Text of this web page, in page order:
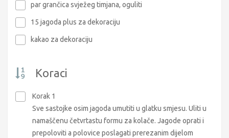
par grančica svježeg timjana, oguliti
15 jagoda plus za dekoraciju
kakao za dekoraciju
Koraci
Korak 1
Sve sastojke osim jagoda umutiti u glatku smjesu. Uliti u
namaščenu četvrtastu formu za kolače. Jagode oprati i
prepoloviti a polovice poslagati prerezanim dijelom